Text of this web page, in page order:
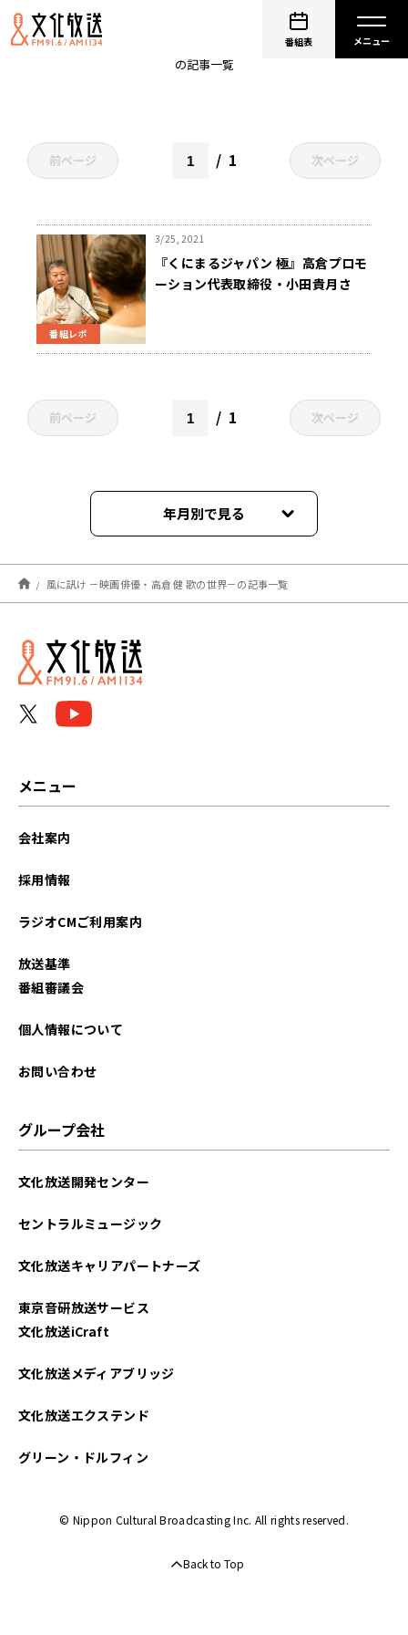
番組表
風に訊け －映画俳優・高倉 健 歌の世界－
の記事一覧
前ページ 1 次ページ
番組レポ
3/25, 2021
『くにまるジャパン 極』高倉プロモ
ーション代表取締役・小田貴月さ
前ページ 1 次ページ
年月別で見る
2021年03月
風に訊け －映画俳優・高倉 健 歌の世界－の記事一覧
メニュー
会社案内
採用情報
ラジオCMご利用案内
放送基準
番組審議会
個人情報について
お問い合わせ
グループ会社
文化放送開発センター
セントラルミュージック
文化放送キャリアパートナーズ
東京音研放送サービス
文化放送iCraft
文化放送メディアブリッジ
文化放送エクステンド
グリーン・ドルフィン
© Nippon Cultural Broadcasting Inc. All rights reserved.
Back to Top